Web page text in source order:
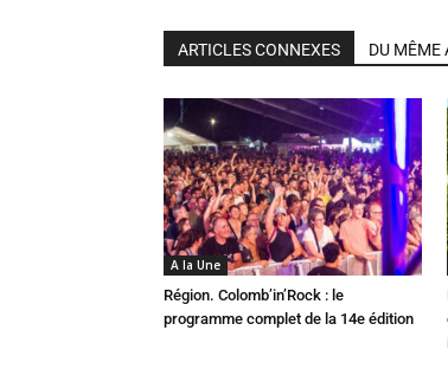
ARTICLES CONNEXES DU MÊME
A la Une
Région. Colomb’in’Rock : le
programme complet de la 14e édition